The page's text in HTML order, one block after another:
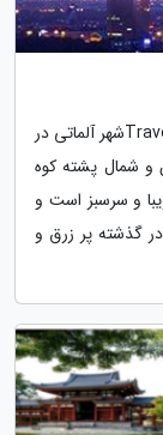
راهنمای مسافرتی به آلماتی | Travel Guide To Almatyشهر آلماتی در
و شمال پشته کوه
و سرسبز است و
گذشته پر زرق و